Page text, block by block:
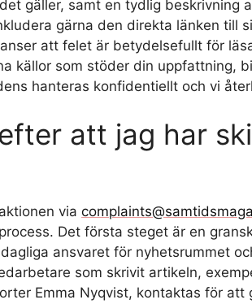
gäller, samt en tydlig beskrivning
gärna den direkta länken till
att felet är betydelsefullt för
källor som stöder din uppfattning,
hanteras konfidentiellt och vi
att jag har
via
Det första steget är en
ansvaret för nyhetsrummet
som skrivit artikeln,
Emma Nyqvist, kontaktas för att